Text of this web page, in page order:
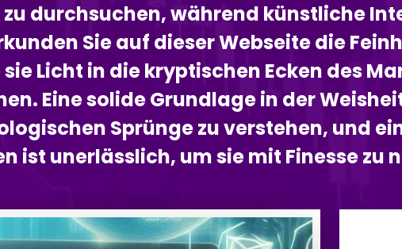
durchsuchen, während künstliche
Sie auf dieser Webseite die
Licht in die kryptischen Ecken des
Eine solide Grundlage in der
Sprünge zu verstehen, und
ist unerlässlich, um sie mit Finesse zu